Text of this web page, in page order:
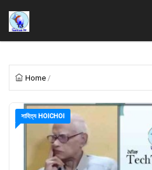
Home /
সাহিত্য HOICHOI